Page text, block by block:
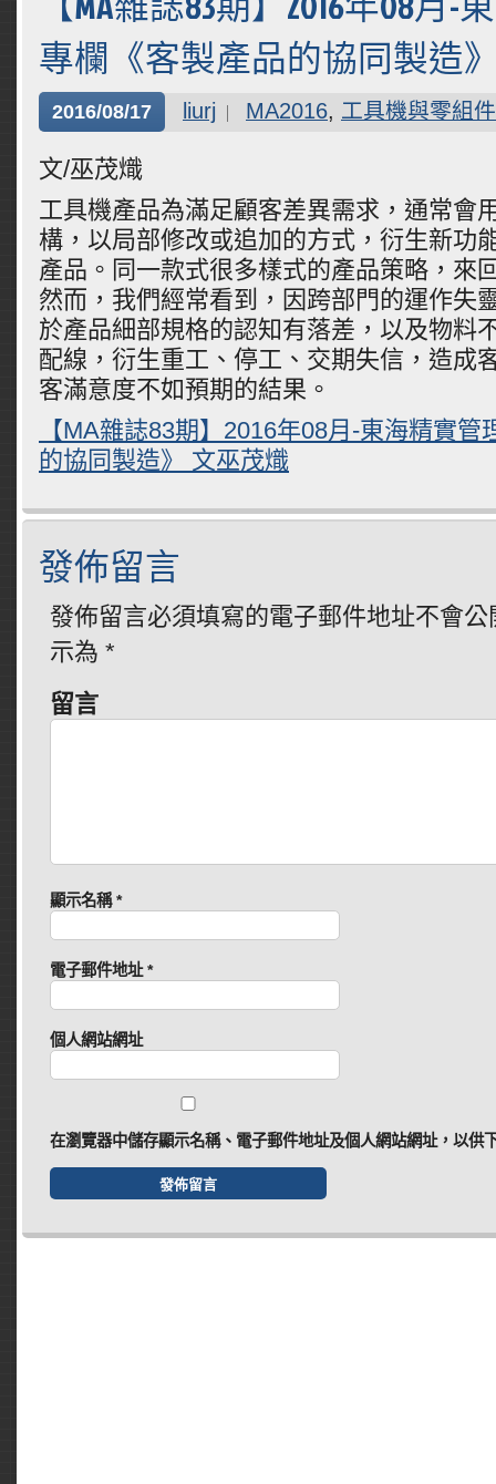
專欄《客製產品的協同製造
2016/08/17 liurj MA2016, 工具機與零組
文/巫茂熾
工具機產品為滿足顧客差異需求，通常會
構，以局部修改或追加的方式，衍生新功
產品。同一款式很多樣式的產品策略，來
然而，我們經常看到，因跨部門的運作失
於產品細部規格的認知有落差，以及物料
配線，衍生重工、停工、交期失信，造成
客滿意度不如預期的結果。
【MA雜誌83期】2016年08月-東海精實管
的協同製造》 文巫茂熾
發佈留言
發佈留言必須填寫的電子郵件地址不會公
示為 *
留言
顯示名稱*
電子郵件地址*
個人網站網址
在瀏覽器中儲存顯示名稱、電子郵件地址及個人網站網址，以供